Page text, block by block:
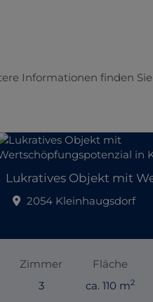
Informationen finden Sie
2054 Kleinhaugsdorf
Zimmer
3
Fläche
ca. 110 m2